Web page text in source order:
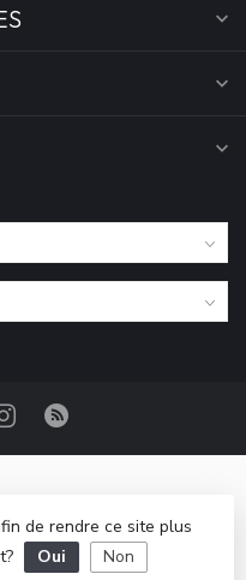
- Powered by Lightspeed
de rendre ce site plus
Oui Non